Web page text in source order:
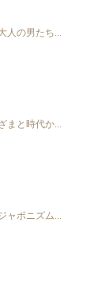
人の男たち...
まと時代か...
ャポニズム...